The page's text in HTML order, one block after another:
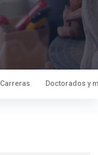
Carreras Doctorados y